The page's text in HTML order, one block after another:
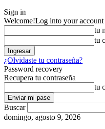
Sign in
Welcome!Log into your account
tu
tu
¿Olvidaste tu contraseña?
Password recovery
Recupera tu contraseña
tu
Buscar
domingo, agosto 9, 2026